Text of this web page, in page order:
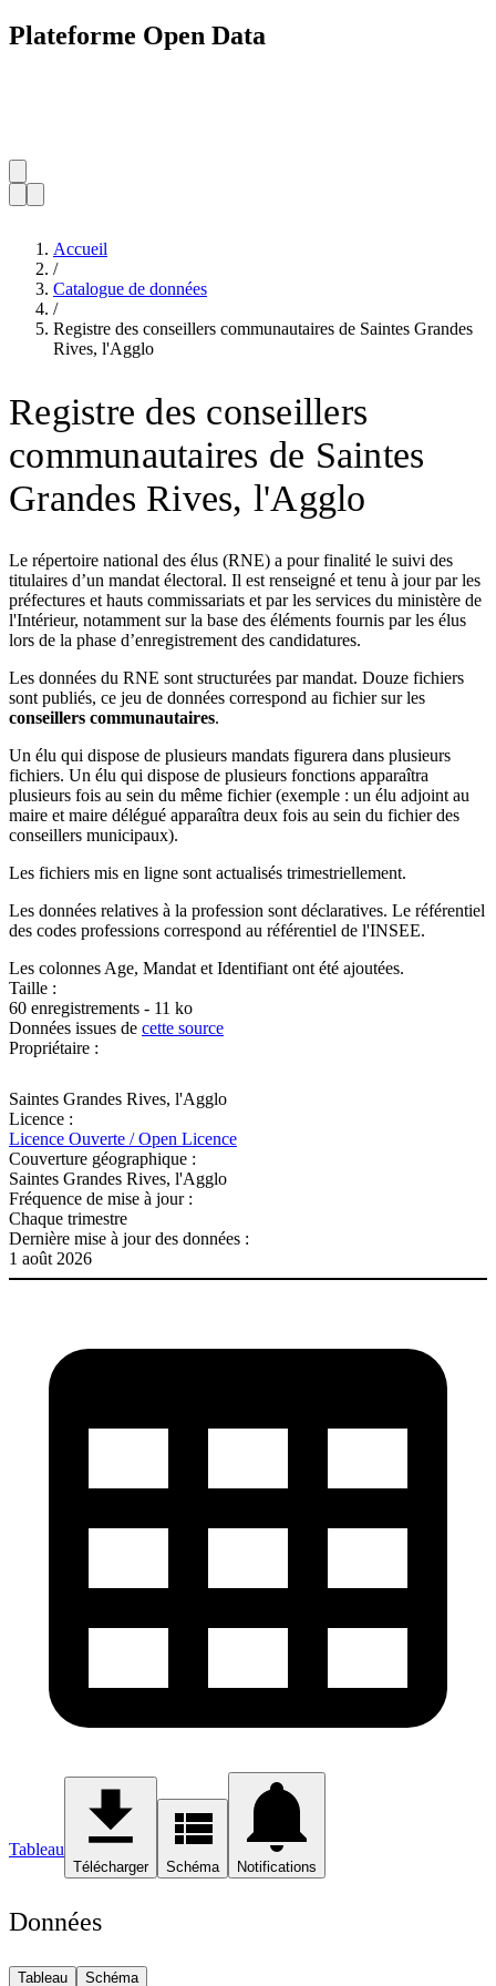
Plateforme Open Data
Accueil
/
Catalogue de données
/
Registre des conseillers communautaires de Saintes Grandes
Rives, l'Agglo
Registre des conseillers
communautaires de Saintes
Grandes Rives, l'Agglo
Le répertoire national des élus (RNE) a pour finalité le suivi des
titulaires d’un mandat électoral. Il est renseigné et tenu à jour par les
préfectures et hauts commissariats et par les services du ministère de
l'Intérieur, notamment sur la base des éléments fournis par les élus
lors de la phase d’enregistrement des candidatures.
Les données du RNE sont structurées par mandat. Douze fichiers
sont publiés, ce jeu de données correspond au fichier sur les
conseillers communautaires.
Un élu qui dispose de plusieurs mandats figurera dans plusieurs
fichiers. Un élu qui dispose de plusieurs fonctions apparaîtra
plusieurs fois au sein du même fichier (exemple : un élu adjoint au
maire et maire délégué apparaîtra deux fois au sein du fichier des
conseillers municipaux).
Les fichiers mis en ligne sont actualisés trimestriellement.
Les données relatives à la profession sont déclaratives. Le référentiel
des codes professions correspond au référentiel de l'INSEE.
Les colonnes Age, Mandat et Identifiant ont été ajoutées.
Taille :
60 enregistrements - 11 ko
Données issues de cette source
Propriétaire :
Saintes Grandes Rives, l'Agglo
Licence :
Licence Ouverte / Open Licence
Couverture géographique :
Saintes Grandes Rives, l'Agglo
Fréquence de mise à jour :
Chaque trimestre
Dernière mise à jour des données :
1 août 2026
Tableau
Télécharger Schéma Notifications
Données
Tableau Schéma